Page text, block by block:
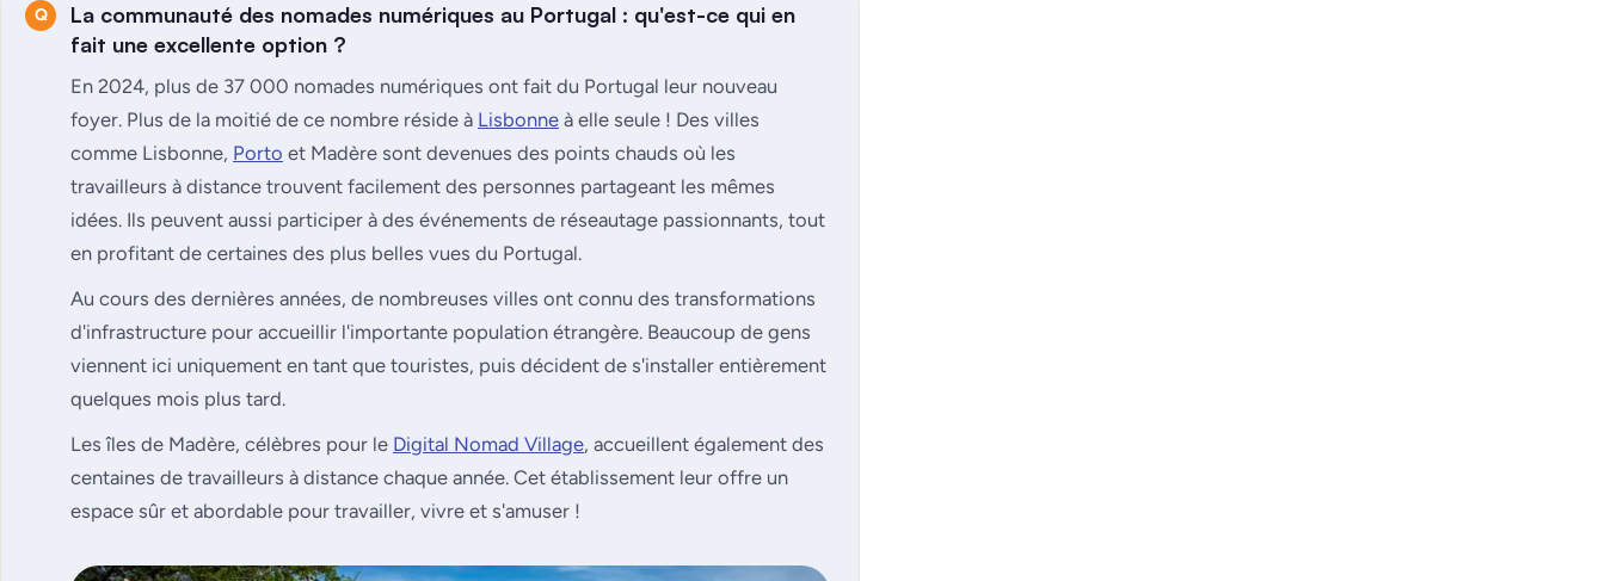
La communauté des nomades numériques au Portugal : qu'est-ce qui en
fait une excellente option ?
En 2024, plus de 37 000 nomades numériques ont fait du Portugal leur nouveau
foyer. Plus de la moitié de ce nombre réside à Lisbonne à elle seule ! Des villes
comme Lisbonne, Porto et Madère sont devenues des points chauds où les
travailleurs à distance trouvent facilement des personnes partageant les mêmes
idées. Ils peuvent aussi participer à des événements de réseautage passionnants, tout
en profitant de certaines des plus belles vues du Portugal.
Au cours des dernières années, de nombreuses villes ont connu des transformations
d'infrastructure pour accueillir l'importante population étrangère. Beaucoup de gens
viennent ici uniquement en tant que touristes, puis décident de s'installer entièrement
quelques mois plus tard.
Les îles de Madère, célèbres pour le Digital Nomad Village, accueillent également des
centaines de travailleurs à distance chaque année. Cet établissement leur offre un
espace sûr et abordable pour travailler, vivre et s'amuser !